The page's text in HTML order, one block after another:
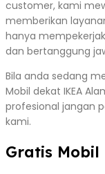
customer, kami
memberikan
hanya
dan bertanggung
Bila anda sedang
Mobil dekat IKEA
profesional jangan
kami.
Gratis Mobil